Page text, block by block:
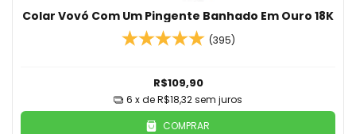
Colar Vovó Com Um Pingente Banhado Em Ouro 18K
(395)
R$109,90
6 x deR$18,32sem juros
COMPRAR